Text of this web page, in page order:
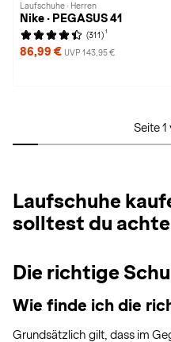
Laufschuhe · Herren
Nike · PEGASUS 41
(311) 1
86,99 € UVP 143,95 €
Seite 1
Laufschuhe
solltest du
Die richtige
Wie finde ich die
Grundsätzlich gilt, dass im